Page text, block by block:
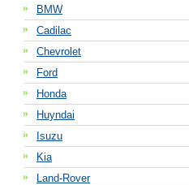
BMW
Cadilac
Chevrolet
Ford
Honda
Huyndai
Isuzu
Kia
Land-Rover